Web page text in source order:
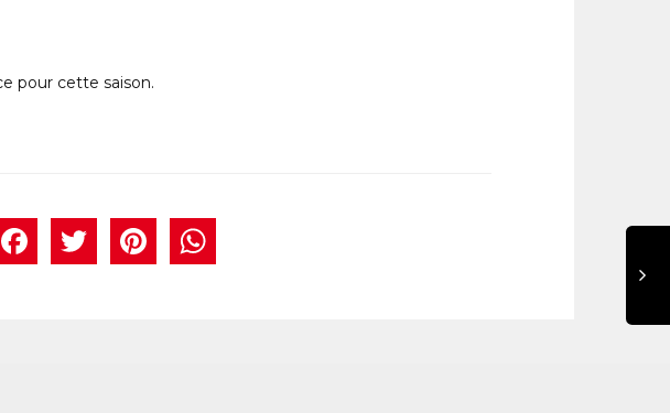
pour cette saison.
Facebook
TwitterPinterest